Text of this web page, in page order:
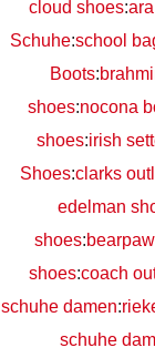
cloud shoes:
Schuhe:school
Boots:
shoes:nocona
shoes:irish
Shoes:clarks
edelman
shoes:
shoes:coach
schuhe damen:
schuhe